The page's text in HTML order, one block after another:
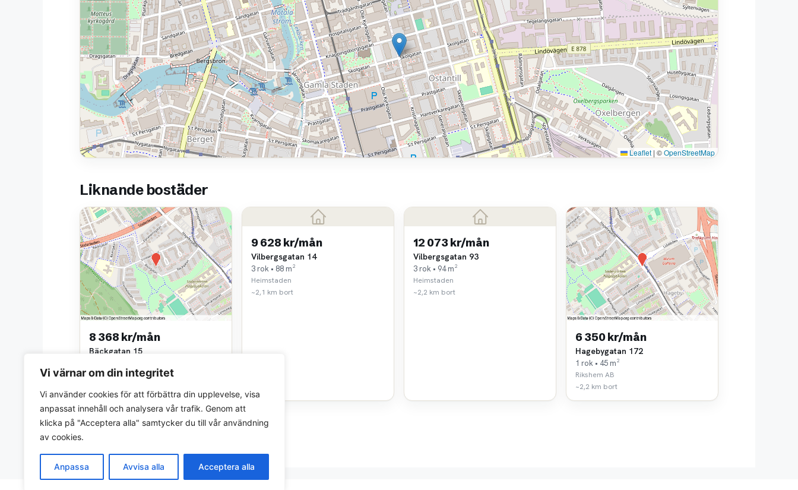
Vi värnar om din integritet
Vi använder cookies för att förbättra din upplevelse, visa
anpassat innehåll och analysera vår trafik. Genom att
klicka på "Acceptera alla" samtycker du till vår användning
av cookies.
Anpassa Avvisa alla Acceptera alla
Leaflet | ©OpenStreetMap
Liknande bostäder
8 368 kr/mån
Bäckgatan 15
Hyresbostäder i Norrköping AB
9 628 kr/mån
Vilbergsgatan 14
3 rok • 88 m²
Heimstaden
~2,1 km bort
12 073 kr/mån
Vilbergsgatan 93
3 rok • 94 m²
Heimstaden
~2,2 km bort
6 350 kr/mån
Hagebygatan 172
1 rok • 45 m²
Rikshem AB
~2,2 km bort